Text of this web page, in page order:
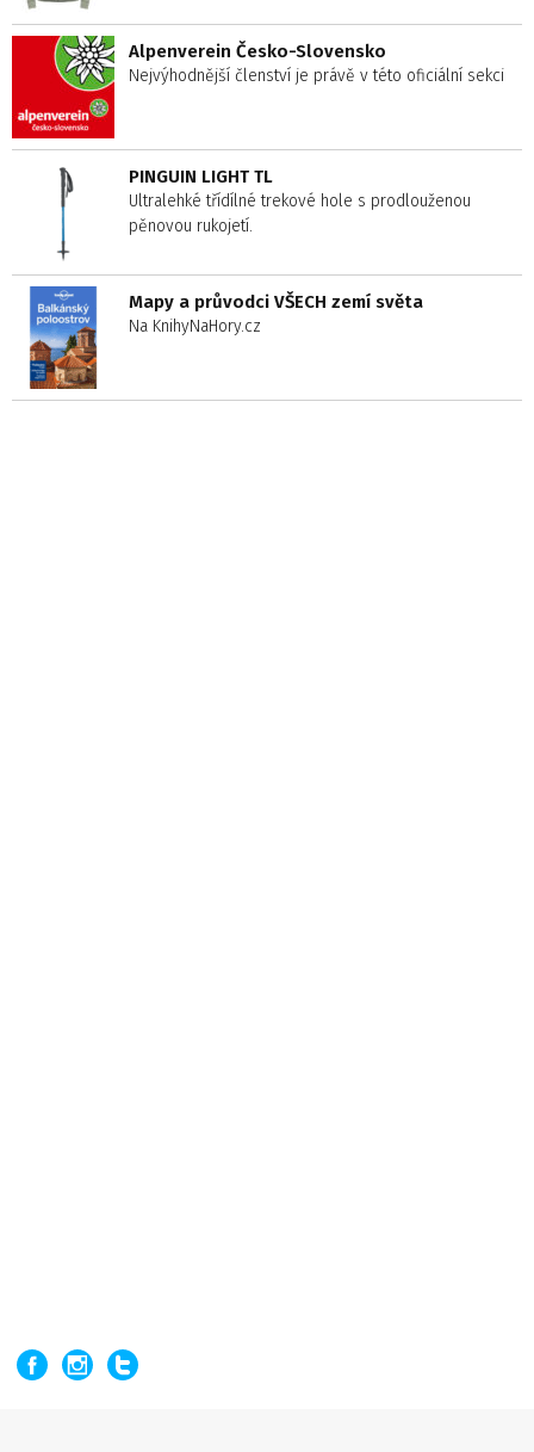
Alpenverein Česko-Slovensko
Nejvýhodnější členství je právě v této oficiální sekci
PINGUIN LIGHT TL
Ultralehké třídílné trekové hole s prodlouženou
pěnovou rukojetí.
Mapy a průvodci VŠECH zemí světa
Na KnihyNaHory.cz